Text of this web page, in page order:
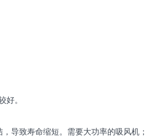
好。
导致寿命缩短。需要大功率的吸风机；